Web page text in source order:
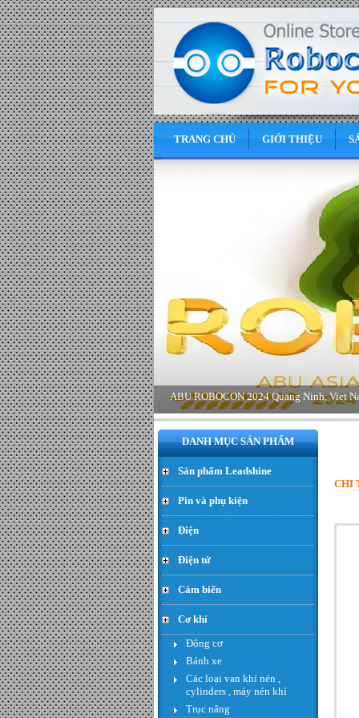
TRANG CHỦ GIỚI THIỆU
DANH MỤC SẢN PHẨM
Sản phẩm Leadshine
Pin và phụ kiện
Điện
Điện tử
Cảm biến
Cơ khí
Động cơ
Bánh xe
Các loại van khí nén ,
cylinders , máy nén khí
Trục nâng
Động cơ Servo có bộ giảm tốc
rời loại 60W - Đơn giá : 650.000
Động cơ Planet 24V 60w
CHI